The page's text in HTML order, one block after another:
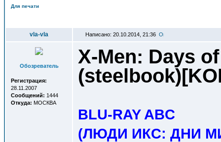
Для печати
vla-vla Написано: 20.10.2014, 21:36
Обозреватель
Регистрация:
28.11.2007
Сообщений: 1444
Откуда: МОСКВА
X-Men: Days
BLU-RAY ABC
(ЛЮДИ ИКС: ДНИ